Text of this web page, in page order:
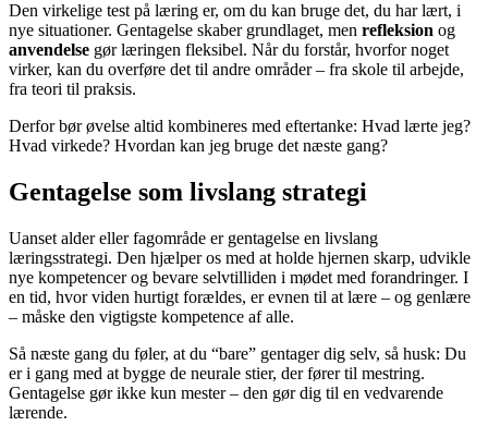
Den virkelige test på læring er, om du kan bruge det, du har lært, i
nye situationer. Gentagelse skaber grundlaget, men refleksion og
anvendelse gør læringen fleksibel. Når du forstår, hvorfor noget
virker, kan du overføre det til andre områder – fra skole til arbejde,
fra teori til praksis.
Derfor bør øvelse altid kombineres med eftertanke: Hvad lærte jeg?
Hvad virkede? Hvordan kan jeg bruge det næste gang?
Gentagelse som livslang strategi
Uanset alder eller fagområde er gentagelse en livslang
læringsstrategi. Den hjælper os med at holde hjernen skarp, udvikle
nye kompetencer og bevare selvtilliden i mødet med forandringer. I
en tid, hvor viden hurtigt forældes, er evnen til at lære – og genlære
– måske den vigtigste kompetence af alle.
Så næste gang du føler, at du “bare” gentager dig selv, så husk: Du
er i gang med at bygge de neurale stier, der fører til mestring.
Gentagelse gør ikke kun mester – den gør dig til en vedvarende
lærende.